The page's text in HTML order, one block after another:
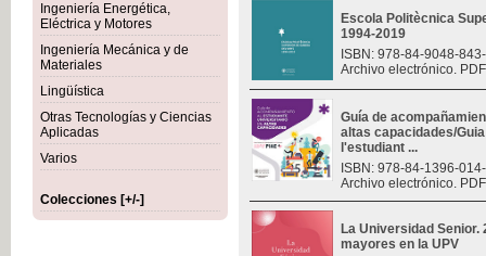
Ingeniería Energética,
Eléctrica y Motores
Ingeniería Mecánica y de
Materiales
Lingüística
Otras Tecnologías y Ciencias
Aplicadas
Varios
Colecciones [+/-]
Escola Politècnica
1994-2019
ISBN: 978-84-9048-
Archivo electrónico.
Guía de
altas capacidades/
l'estudiant ...
ISBN: 978-84-1396-
Archivo electrónico.
La Universidad
mayores en la UPV